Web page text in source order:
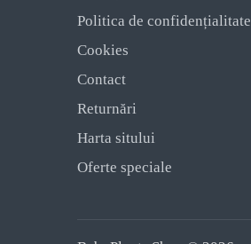
Politica de confidențialitate
Cookies
Contact
Returnări
Harta sitului
Oferte speciale